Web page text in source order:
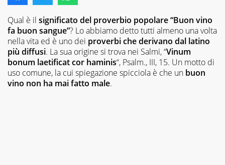
Qual è il significato del proverbio popolare “Buon vino
fa buon sangue”? Lo abbiamo detto tutti almeno una volta
nella vita ed è uno dei proverbi che derivano dal latino
più diffusi. La sua origine si trova nei Salmi, “Vinum
bonum laetificat cor haminis“, Psalm., III, 15. Un motto di
uso comune, la cui spiegazione spicciola è che un buon
vino non ha mai fatto male.